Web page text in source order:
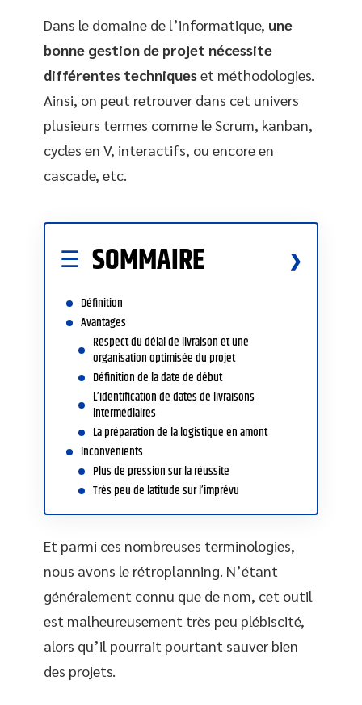
Dans le domaine de l’informatique, une
bonne gestion de projet nécessite
différentes techniqueset méthodologies.
Ainsi, on peut retrouver dans cet univers
plusieurs termes comme le Scrum, kanban,
cycles en V, interactifs, ou encore en
cascade, etc.
SOMMAIRE
Définition
Avantages
Respect du délai de livraison et une
organisation optimisée du projet
Définition de la date de début
L’identification de dates de livraisons
intermédiaires
La préparation de la logistique en amont
Inconvénients
Plus de pression sur la réussite
Très peu de latitude sur l’imprévu
Et parmi ces nombreuses terminologies,
nous avons le rétroplanning. N’étant
généralement connu que de nom, cet outil
est malheureusement très peu plébiscité,
alors qu’il pourrait pourtant sauver bien
des projets.